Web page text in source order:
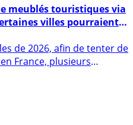
villes pourraient
et simple
de 2026, afin de tenter de
France, plusieurs